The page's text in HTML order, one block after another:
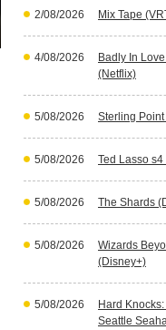
2/08/2026 Mix Tape
4/08/2026
Badly In
(Netflix)
5/08/2026 Sterling
5/08/2026 Ted Lasso
5/08/2026 The Shards
5/08/2026
Wizards
(Disney+)
5/08/2026
Hard
Seattle